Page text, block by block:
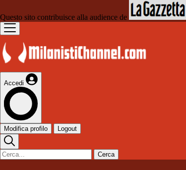
Questo sito contribuisce alla audience de
Accedi
Modifica profilo Logout
Cerca